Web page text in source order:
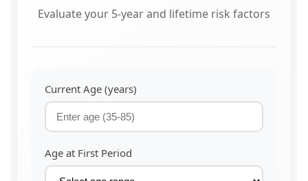
Evaluate your 5-year and lifetime risk factors
Current Age (years)
Age at First Period